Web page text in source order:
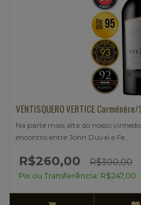
VENTISQUERO VERTICE
Na parte mais alta do nosso
encontro entre John Duval e Fe..
R$260,00 R$300,00
Pix ou Transferência: R$247,00